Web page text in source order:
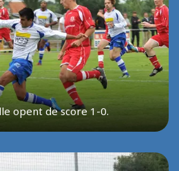
opent de score 1-0.